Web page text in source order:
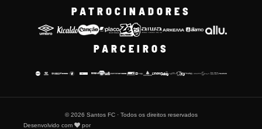
PATROCINADORES
PARCEIROS
© 2026 Santos FC · Todos os direitos reservados
Desenvolvido com
por